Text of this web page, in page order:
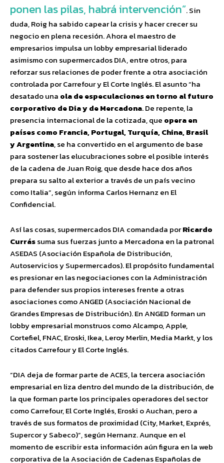
ponen las pilas, habrá intervención”. Sin
duda, Roig ha sabido capear la crisis y hacer crecer su
negocio en plena recesión. Ahora el maestro de
empresarios impulsa un lobby empresarial liderado
asimismo con supermercados DIA, entre otros, para
reforzar sus relaciones de poder frente a otra asociación
controlada por Carrefour y El Corte Inglés. El asunto “ha
desatado una ola de especulaciones en torno al futuro
corporativo de Dia y de Mercadona. De repente, la
presencia internacional de la cotizada, que opera en
países como Francia, Portugal, Turquía, China, Brasil
y Argentina, se ha convertido en el argumento de base
para sostener las elucubraciones sobre el posible interés
de la cadena de Juan Roig, que desde hace dos años
prepara su salto al exterior a través de un país vecino
como Italia”, según informa Carlos Hernanz en El
Confidencial.
Así las cosas, supermercados DIA comandada porRicardo
Currássuma sus fuerzas junto a Mercadona en la patronal
ASEDAS (Asociación Española de Distribución,
Autoservicios y Supermercados). El propósito fundamental
es presionar en las negociaciones con la Administración
para defender sus propios intereses frente a otras
asociaciones como ANGED (Asociación Nacional de
Grandes Empresas de Distribución). En ANGED forman un
lobby empresarial monstruos como Alcampo, Apple,
Cortefiel, FNAC, Eroski, Ikea, Leroy Merlin, Media Markt, y los
citados Carrefour y El Corte Inglés.
“DIA deja de formar parte de ACES, la tercera asociación
empresarial en liza dentro del mundo de la distribución, de
la que forman parte los principales operadores del sector
como Carrefour, El Corte Inglés, Eroski o Auchan, pero a
través de sus formatos de proximidad (City, Market, Exprés,
Supercor y Sabeco)”, según Hernanz. Aunque en el
momento de escribir esta información aún figura en la web
corporativa de la Asociación de Cadenas Españolas de